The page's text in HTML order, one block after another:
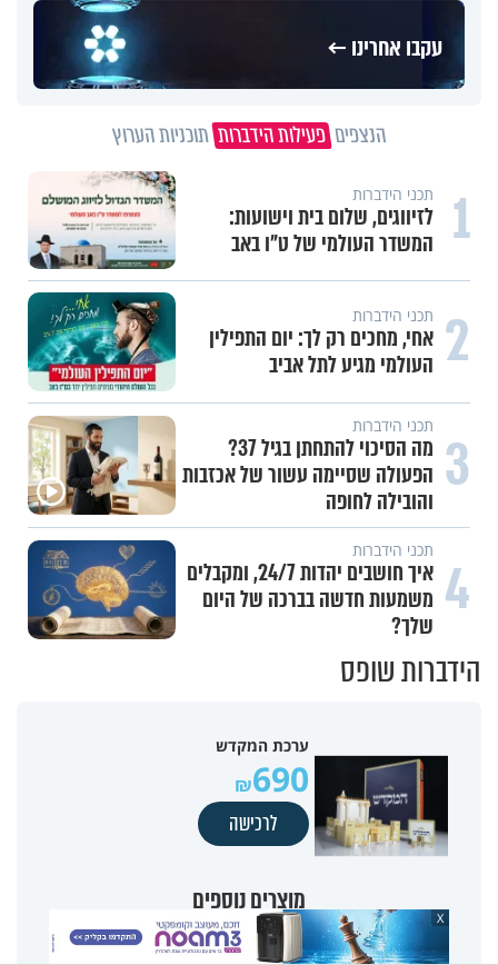
עקבו אחרינו ←
הנצפים פעילות הידברות תוכניות הערוץ
1 תכני הידברות
לזיווגים, שלום בית וישועות:
המשדר העולמי של ט"ו באב
2 תכני הידברות
אחי, מחכים רק לך: יום התפילין
העולמי מגיע לתל אביב
3 תכני הידברות
מה הסיכוי להתחתן בגיל 37?
הפעולה שסיימה עשור של אכזבות
והובילה לחופה
4 תכני הידברות
איך חושבים יהדות 24/7, ומקבלים
משמעות חדשה בברכה של היום
שלך?
הידברות שופס
ערכת המקדש
690
לרכישה
מוצרים נוספים
X